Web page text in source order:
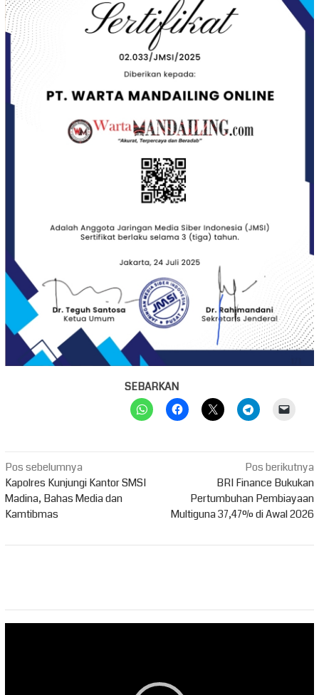
SEBARKAN
Navigasi
pos
Pos sebelumnya
Kapolres Kunjungi Kantor SMSI
Madina, Bahas Media dan
Kamtibmas
Pos berikutnya
BRI Finance Bukukan
Pertumbuhan Pembiayaan
Multiguna 37,47% di Awal 2026